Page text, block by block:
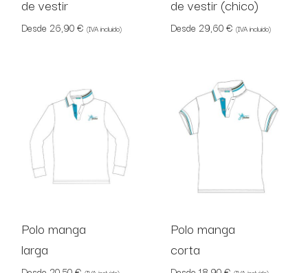
de vestir
Desde 26,90€ (IVA incluido)
de vestir (chico)
Desde 29,60€ (IVA incluido)
Polo manga
larga
Polo manga
corta